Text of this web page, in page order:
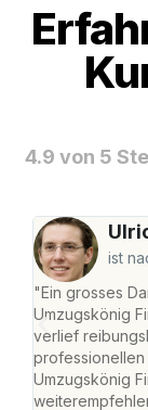
4.9 von 5
ist
"Ein grosses
Umzugskönig
verlief
professionellen
Umzugskönig